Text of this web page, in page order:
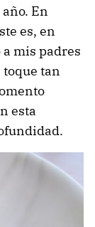
En
es, en
mis padres
toque tan
esta